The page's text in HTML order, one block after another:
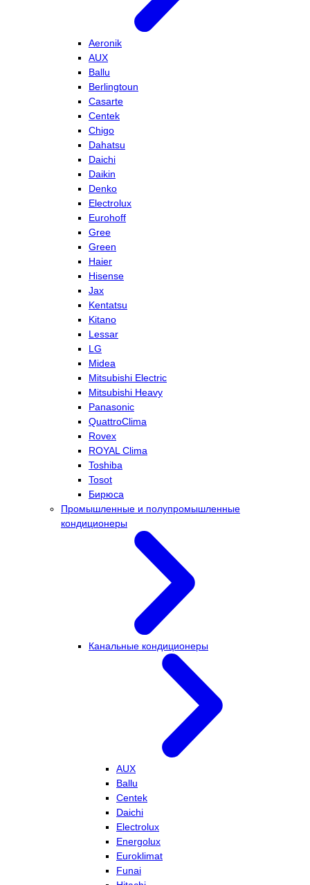
Aeronik
AUX
Ballu
Berlingtoun
Casarte
Centek
Chigo
Dahatsu
Daichi
Daikin
Denko
Electrolux
Eurohoff
Gree
Green
Haier
Hisense
Jax
Kentatsu
Kitano
Lessar
LG
Midea
Mitsubishi Electric
Mitsubishi Heavy
Panasonic
QuattroClima
Rovex
ROYAL Clima
Toshiba
Tosot
Бирюса
Промышленные и полупромышленные
кондиционеры
Канальные кондиционеры
AUX
Ballu
Centek
Daichi
Electrolux
Energolux
Euroklimat
Funai